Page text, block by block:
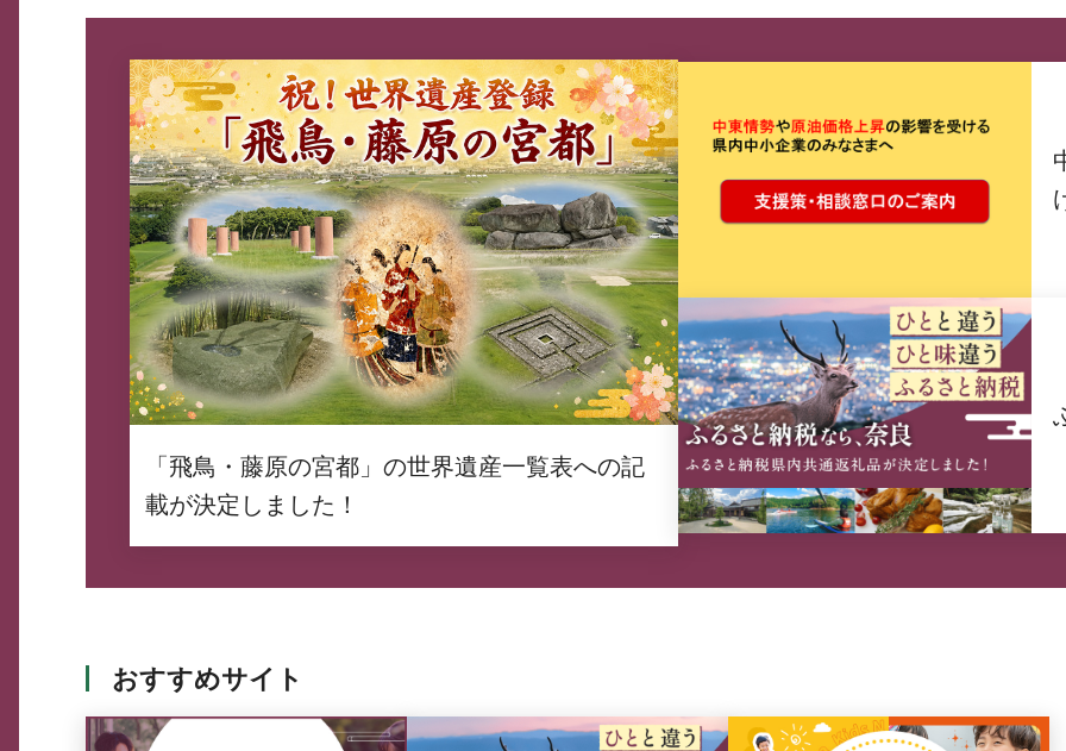
「飛鳥・藤原の宮都」の世界遺産一覧表への記
載が決定しました！
おすすめサイト